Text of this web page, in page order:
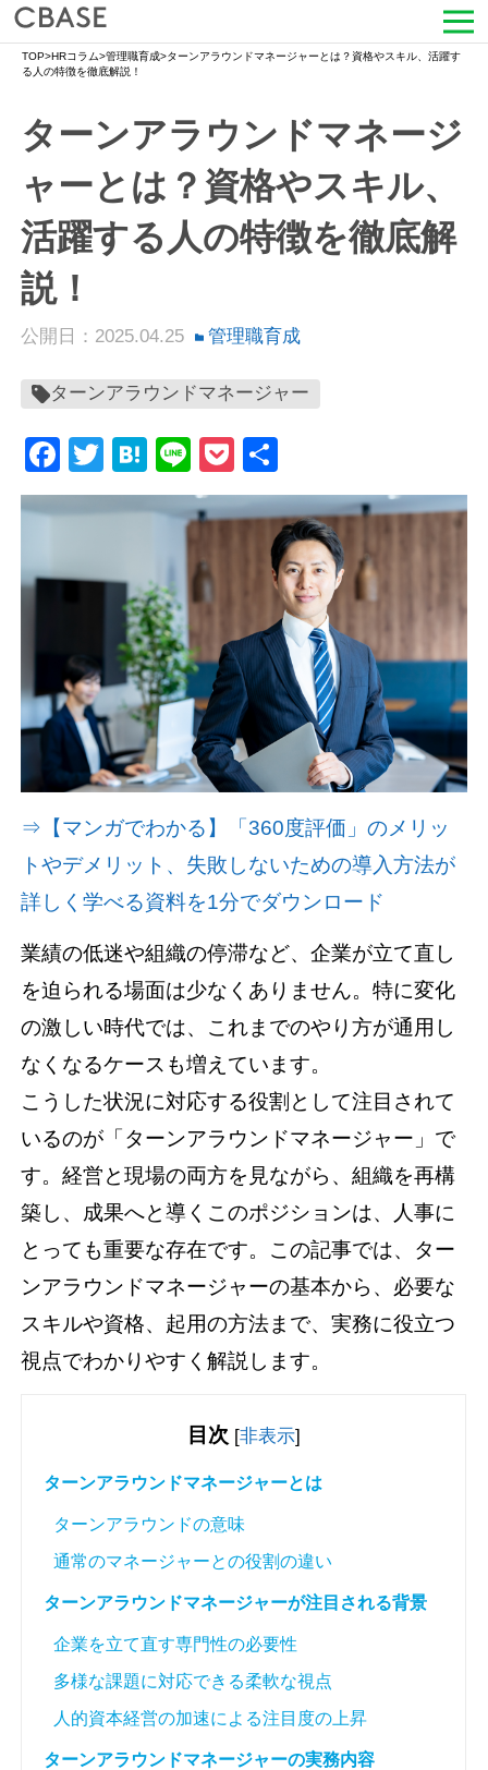
サービス
活用シーン
導入事例
セミナー情報
HRコラム
会社情報
よくある質問
お見積もり依頼
TOP>HRコラム>管理職育成>ターンアラウンドマネージャーとは？資格やスキル、活躍す
る人の特徴を徹底解説！
ターンアラウンドマネージ
ャーとは？資格やスキル、
活躍する人の特徴を徹底解
説！
公開日：2025.04.25 管理職育成
ターンアラウンドマネージャー
Facebook
Twitter
Hatena
LinePocket
有
⇒【マンガでわかる】「360度評価」のメリッ
トやデメリット、失敗しないための導入方法が
詳しく学べる資料を1分でダウンロード
業績の低迷や組織の停滞など、企業が立て直し
を迫られる場面は少なくありません。特に変化
の激しい時代では、これまでのやり方が通用し
なくなるケースも増えています。
こうした状況に対応する役割として注目されて
いるのが「ターンアラウンドマネージャー」で
す。経営と現場の両方を見ながら、組織を再構
築し、成果へと導くこのポジションは、人事に
とっても重要な存在です。この記事では、ター
ンアラウンドマネージャーの基本から、必要な
スキルや資格、起用の方法まで、実務に役立つ
視点でわかりやすく解説します。
目次 [非表示]
ターンアラウンドマネージャーとは
ターンアラウンドの意味
通常のマネージャーとの役割の違い
ターンアラウンドマネージャーが注目される背景
企業を立て直す専門性の必要性
多様な課題に対応できる柔軟な視点
人的資本経営の加速による注目度の上昇
ターンアラウンドマネージャーの実務内容